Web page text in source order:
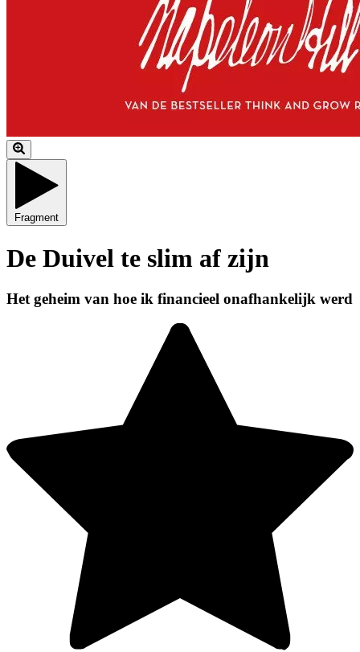
Fragment
De Duivel te slim af zijn
Het geheim van hoe ik financieel onafhankelijk werd